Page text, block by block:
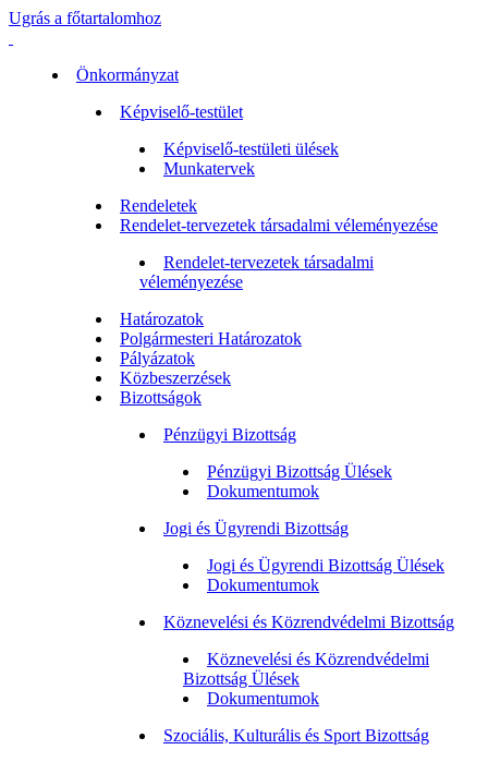
Ugrás a főtartalomhoz
Önkormányzat
Képviselő-testület
Képviselő-testületi ülések
Munkatervek
Rendeletek
Rendelet-tervezetek társadalmi véleményezése
Rendelet-tervezetek társadalmi
véleményezése
Határozatok
Polgármesteri Határozatok
Pályázatok
Közbeszerzések
Bizottságok
Pénzügyi Bizottság
Pénzügyi Bizottság Ülések
Dokumentumok
Jogi és Ügyrendi Bizottság
Jogi és Ügyrendi Bizottság Ülések
Dokumentumok
Köznevelési és Közrendvédelmi Bizottság
Köznevelési és Közrendvédelmi
Bizottság Ülések
Dokumentumok
Szociális, Kulturális és Sport Bizottság